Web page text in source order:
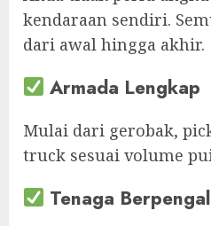
kendaraan sendiri.
dari awal hingga akhir.
Armada Lengkap
Mulai dari gerobak,
truck sesuai volume
Tenaga